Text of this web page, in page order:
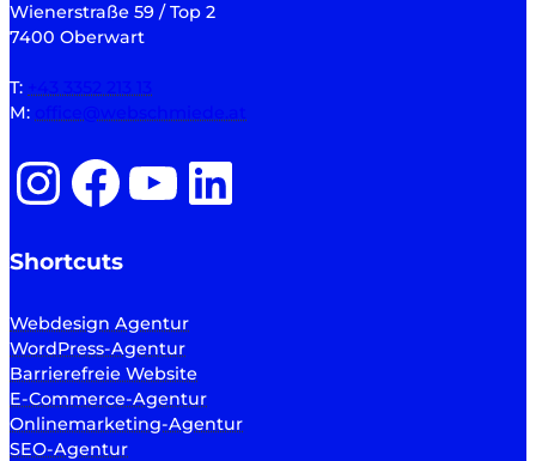
Wienerstraße 59 / Top 2
7400 Oberwart
T:
M:
InstagramFacebook YouTube LinkedIn
Shortcuts
Webdesign Agentur
WordPress-Agentur
Barrierefreie Website
E-Commerce-Agentur
Onlinemarketing-Agentur
SEO-Agentur